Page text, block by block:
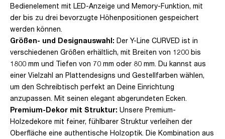
Bedienelement mit LED-Anzeige und Memory-Funktion, mit
der bis zu drei bevorzugte Höhenpositionen gespeichert
werden können.
Größen- und Designauswahl: Der Y-Line CURVED ist in
verschiedenen Größen erhältlich, mit Breiten von 1200 bis
1800 mm und Tiefen von 70 mm oder 80 mm. Du kannst aus
einer Vielzahl an Plattendesigns und Gestellfarben wählen,
um den Schreibtisch perfekt an Deine Einrichtung
anzupassen. Mit seinen elegant abgerundeten Ecken.
Premium-Dekor mit Struktur: Unsere Premium-
Holzedekore mit feiner, fühlbarer Struktur verleihen der
Oberfläche eine authentische Holzoptik. Die Kombination aus